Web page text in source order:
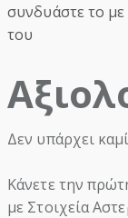
συνδυάστε το με
του
Δεν υπάρχει
Κάνετε την
με Στοιχεία